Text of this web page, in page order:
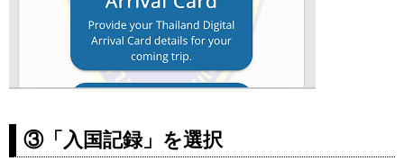
③「入国記録」を選択